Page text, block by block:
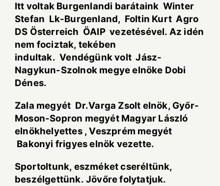
Itt voltak Burgenlandi barátaink Winter
Stefan Lk-Burgenland, Foltin Kurt Agro
DS Österreich ÖAIP vezetésével. Az idén
nem fociztak, tekében
indultak. Vendégünk volt Jász-
Nagykun-Szolnok megye elnöke Dobi
Dénes.
Zala megyét Dr.Varga Zsolt elnök, Győr-
Moson-Sopron megyét Magyar László
elnökhelyettes , Veszprém megyét
Bakonyi frigyes elnök vezette.
Sportoltunk, eszméket cseréltünk,
beszélgettünk. Jövőre folytatjuk.